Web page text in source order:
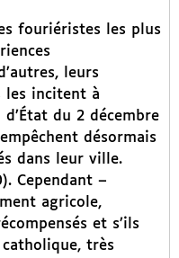
fouriéristes les plus
leurs
les incitent à
du 2 décembre
désormais
dans leur ville.
Cependant –
agricole,
et s’ils
très